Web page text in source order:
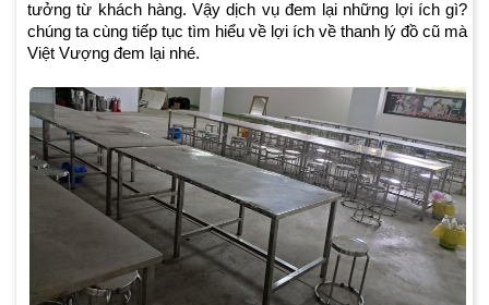
tưởng từ khách hàng. Vậy dịch vụ đem lại những lợi ích gì?
chúng ta cùng tiếp tục tìm hiểu về lợi ích về thanh lý đồ cũ mà
Việt Vượng đem lại nhé.